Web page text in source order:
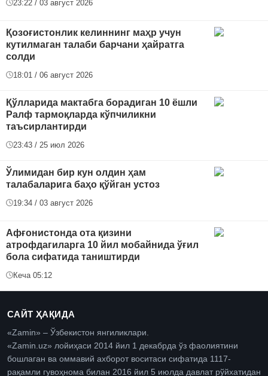
23:22 / 03 август 2026
Қозоғистонлик келиннинг маҳр учун
кутилмаган талаби барчани ҳайратга
солди
18:01 / 06 август 2026
Қўлларида мактабга борадиган 10 ёшли
Ралф тармоқларда кўпчиликни
таъсирлантирди
23:43 / 25 июл 2026
Ўлимидан бир кун олдин ҳам
талабаларига баҳо қўйган устоз
19:34 / 03 август 2026
Афғонистонда ота қизини
атрофдагиларга 10 йил мобайнида ўғил
бола сифатида таништирди
Кеча 05:12
САЙТ ҲАҚИДА
«Zamin» – Ўзбекистон янгиликлари.
«Zamin.uz» лойиҳаси 2014 йил 1 декабрда ўз фаолиятини
бошлаган ва оммавий ахборот воситаси сифатида 1117-
рақамли гувоҳнома билан 2016 йил 5 июлда давлат рўйхатидан